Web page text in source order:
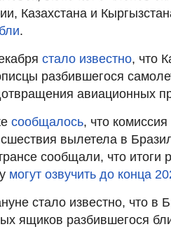
Казахстана и
.
стало известно, что
разбившегося
авиационных
сообщалось, что
вылетела в
сообщали, что итоги
могут озвучить до конца
стало известно, что в
ящиков разбившегося